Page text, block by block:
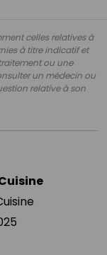
celles relatives à
à titre indicatif et
ou une
un médecin ou
relative à son